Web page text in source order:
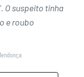
O suspeito tinha
e roubo